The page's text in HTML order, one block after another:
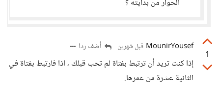
الحوار من بدايته ؟
1
MounirYousef قبل شهرين أضف ردا
إذا كنت تريد أن ترتبط بفتاة لم تحب قبلك ، اذا فارتبط بفتاة في
الثانية عشرة من عمرها.